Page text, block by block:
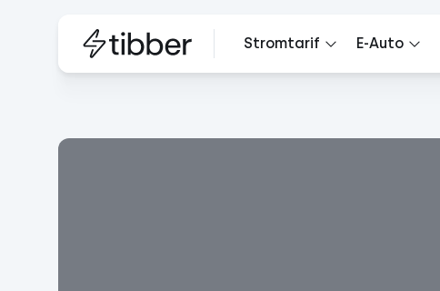
Stromtarif E-Auto